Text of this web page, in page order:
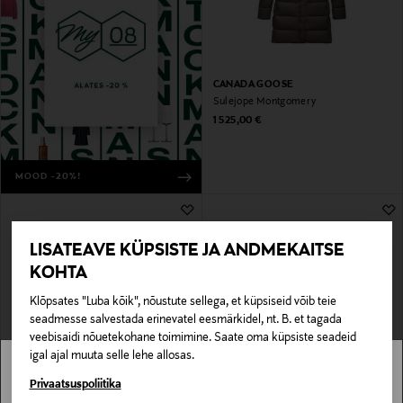
LISATEAVE KÜPSISTE JA ANDMEKAITSE
KOHTA
Klõpsates "Luba kõik", nõustute sellega, et küpsiseid võib teie
seadmesse salvestada erinevatel eesmärkidel, nt. B. et tagada
veebisaidi nõuetekohane toimimine. Saate oma küpsiste seadeid
igal ajal muuta selle lehe allosas.
Privaatsuspoliitika
MOOD -20%!
CANADA GOOSE
Sulejope Montgomery
Original Price
1 525,00 €
PEAK PERFORMANCE
Stockmann pole Sinu riigis saadaval.